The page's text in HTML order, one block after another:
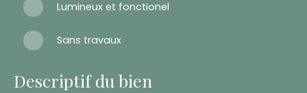
Lumineux et fonctionel
Sans travaux
Descriptif du bien